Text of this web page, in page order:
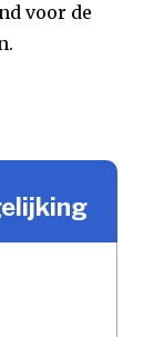
voor de